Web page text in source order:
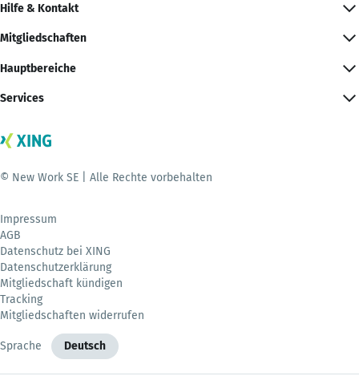
Hilfe & Kontakt
Mitgliedschaften
Hauptbereiche
Services
© New Work SE | Alle Rechte vorbehalten
Impressum
AGB
Datenschutz bei XING
Datenschutzerklärung
Mitgliedschaft kündigen
Tracking
Mitgliedschaften widerrufen
Sprache Deutsch